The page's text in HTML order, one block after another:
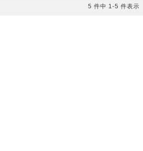
5 件中 1-5 件表示